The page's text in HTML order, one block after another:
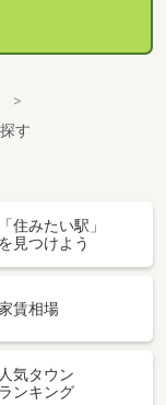
す
「住みたい駅」
を見つけよう
賃相場
人気タウン
ランキング